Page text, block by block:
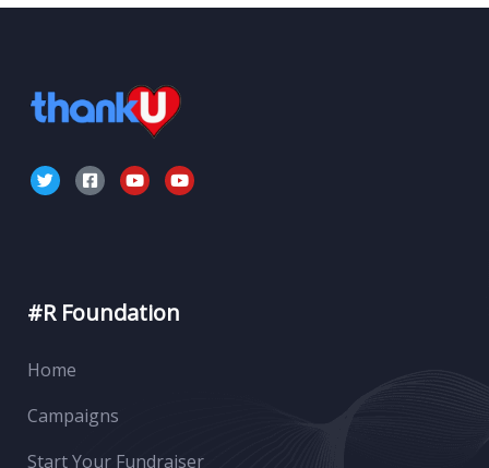
#R Foundation
Home
Campaigns
Start Your Fundraiser